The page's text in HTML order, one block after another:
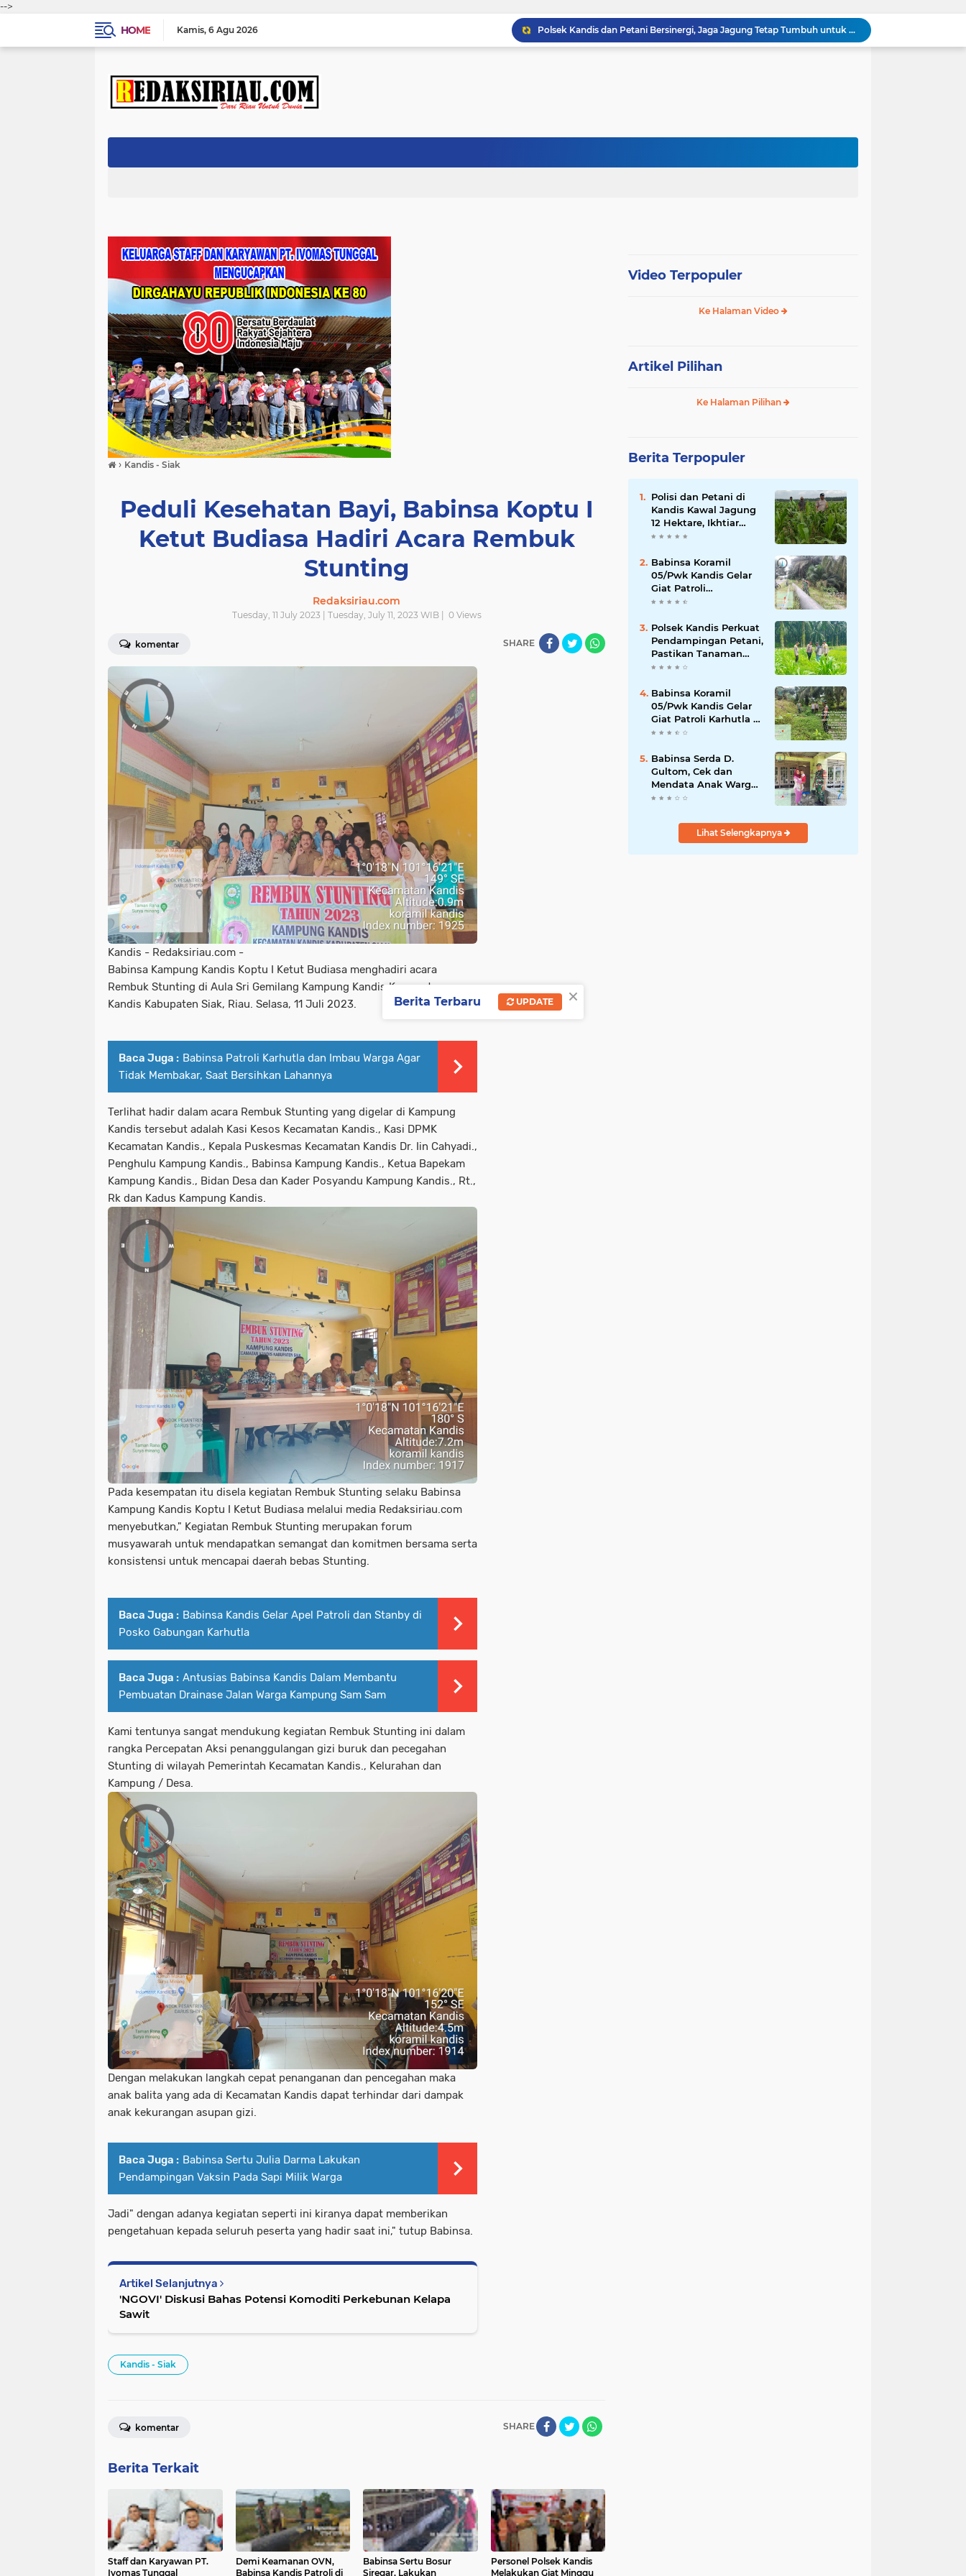
-->
HOME
Kamis 6 Agu 2026
Polsek Kandis dan Petani Bersinergi, Jaga Jagung Tetap Tumbuh untuk Ketahanan Pangan
Babinsa Kopda Dedi Irawan Melakukan Pendampingan Vaksinasi PMK
Babinsa Sertu Ridho Utomo Gelar Giat Kampung Pancasila
› Kandis - Siak
Peduli Kesehatan Bayi, Babinsa Koptu I
Ketut Budiasa Hadiri Acara Rembuk
Stunting
Redaksiriau.com
Tuesday, 11 July 2023 | Tuesday, July 11, 2023 WIB | 0Views
komentar SHARE
Kandis - Redaksiriau.com -
Babinsa Kampung Kandis Koptu I Ketut Budiasa menghadiri acara
Rembuk Stunting di Aula Sri Gemilang Kampung Kandis Kecamatan
Kandis Kabupaten Siak, Riau. Selasa, 11 Juli 2023.
Baca Juga : Babinsa Patroli Karhutla dan Imbau Warga Agar
Tidak Membakar, Saat Bersihkan Lahannya
Terlihat hadir dalam acara Rembuk Stunting yang digelar di Kampung
Kandis tersebut adalah Kasi Kesos Kecamatan Kandis., Kasi DPMK
Kecamatan Kandis., Kepala Puskesmas Kecamatan Kandis Dr. Iin Cahyadi.,
Penghulu Kampung Kandis., Babinsa Kampung Kandis., Ketua Bapekam
Kampung Kandis., Bidan Desa dan Kader Posyandu Kampung Kandis., Rt.,
Rk dan Kadus Kampung Kandis.
Pada kesempatan itu disela kegiatan Rembuk Stunting selaku Babinsa
Kampung Kandis Koptu I Ketut Budiasa melalui media Redaksiriau.com
menyebutkan," Kegiatan Rembuk Stunting merupakan forum
musyawarah untuk mendapatkan semangat dan komitmen bersama serta
konsistensi untuk mencapai daerah bebas Stunting.
Baca Juga : Babinsa Kandis Gelar Apel Patroli dan Stanby di
Posko Gabungan Karhutla
Baca Juga : Antusias Babinsa Kandis Dalam Membantu
Pembuatan Drainase Jalan Warga Kampung Sam Sam
Kami tentunya sangat mendukung kegiatan Rembuk Stunting ini dalam
rangka Percepatan Aksi penanggulangan gizi buruk dan pecegahan
Stunting di wilayah Pemerintah Kecamatan Kandis., Kelurahan dan
Kampung / Desa.
Dengan melakukan langkah cepat penanganan dan pencegahan maka
anak balita yang ada di Kecamatan Kandis dapat terhindar dari dampak
anak kekurangan asupan gizi.
Baca Juga : Babinsa Sertu Julia Darma Lakukan
Pendampingan Vaksin Pada Sapi Milik Warga
Jadi" dengan adanya kegiatan seperti ini kiranya dapat memberikan
pengetahuan kepada seluruh peserta yang hadir saat ini," tutup Babinsa.
Artikel Selanjutnya
'NGOVI' Diskusi Bahas Potensi Komoditi Perkebunan Kelapa
Sawit
Kandis - Siak
SHARE
komentar
Berita Terkait
Staff dan Karyawan PT.
Ivomas Tunggal
Demi Keamanan OVN,
Babinsa Kandis Patroli di
Babinsa Sertu Bosur
Siregar, Lakukan
Personel Polsek Kandis
Melakukan Giat Minggu
Video Terpopuler
Ke Halaman Video
Artikel Pilihan
Ke Halaman Pilihan
Berita Terpopuler
Polisi dan Petani di
Kandis Kawal Jagung
12 Hektare, Ikhtiar
Menjaga Ketahanan
Babinsa Koramil
05/Pwk Kandis Gelar
Giat Patroli
Pengamanan Line
Kandis Kandis
Polsek Kandis Perkuat
Pendampingan Petani,
Pastikan Tanaman
Jagung Tumbuh
Swasembada Pangan
Nasional
Babinsa Koramil
05/Pwk Kandis Gelar
Giat Patroli Karhutla di
Wilayah Kelurahan
Babinsa Serda D.
Gultom, Cek dan
Mendata Anak Warga
Yang Stunting
Lihat Selengkapnya
×
Berita Terbaru UPDATE